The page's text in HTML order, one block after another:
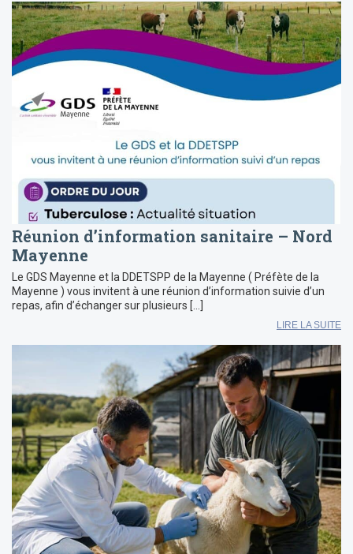
Réunion d’information sanitaire – Nord
Mayenne
Le GDS Mayenne et la DDETSPP de la Mayenne ( Préfète de la
Mayenne ) vous invitent à une réunion d’information suivie d’un
repas, afin d’échanger sur plusieurs […]
LIRE LA SUITE